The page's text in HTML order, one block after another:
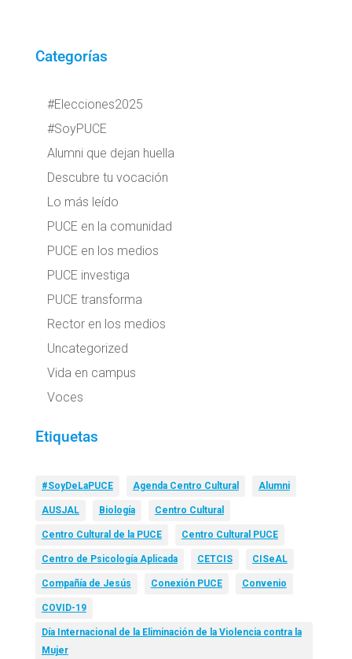
Categorías
#Elecciones2025
#SoyPUCE
Alumni que dejan huella
Descubre tu vocación
Lo más leído
PUCE en la comunidad
PUCE en los medios
PUCE investiga
PUCE transforma
Rector en los medios
Uncategorized
Vida en campus
Voces
Etiquetas
#SoyDeLaPUCE Agenda Centro Cultural Alumni
AUSJAL Biología Centro Cultural
Centro Cultural de la PUCE Centro Cultural PUCE
Centro de Psicología Aplicada CETCIS CISeAL
Compañía de Jesús Conexión PUCE Convenio
COVID-19
Día Internacional de la Eliminación de la Violencia contra la
Mujer